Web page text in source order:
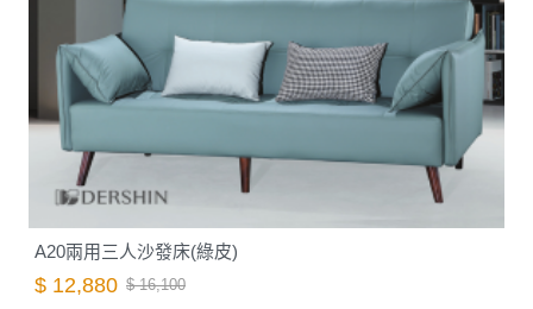
A20兩用三人沙發床(綠皮)
$ 12,880 $ 16,100